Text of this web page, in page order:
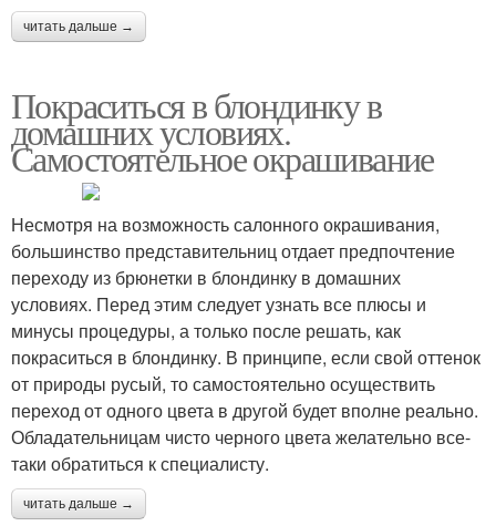
читать дальше →
Покраситься в блондинку в
домашних условиях.
Самостоятельное окрашивание
Несмотря на возможность салонного окрашивания,
большинство представительниц отдает предпочтение
переходу из брюнетки в блондинку в домашних
условиях. Перед этим следует узнать все плюсы и
минусы процедуры, а только после решать, как
покраситься в блондинку. В принципе, если свой оттенок
от природы русый, то самостоятельно осуществить
переход от одного цвета в другой будет вполне реально.
Обладательницам чисто черного цвета желательно все-
таки обратиться к специалисту.
читать дальше →